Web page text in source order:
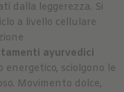
dalla leggerezza. Si
a livello cellulare
ayurvedici
sciolgono le
Movimento dolce,